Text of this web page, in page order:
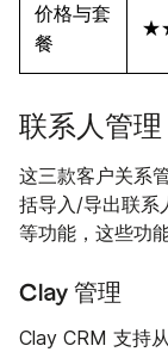
价格与套
餐
联系人管理
这三款客户关系
括导入/导出联系
等功能，这些功
Clay 管理
Clay CRM 支持